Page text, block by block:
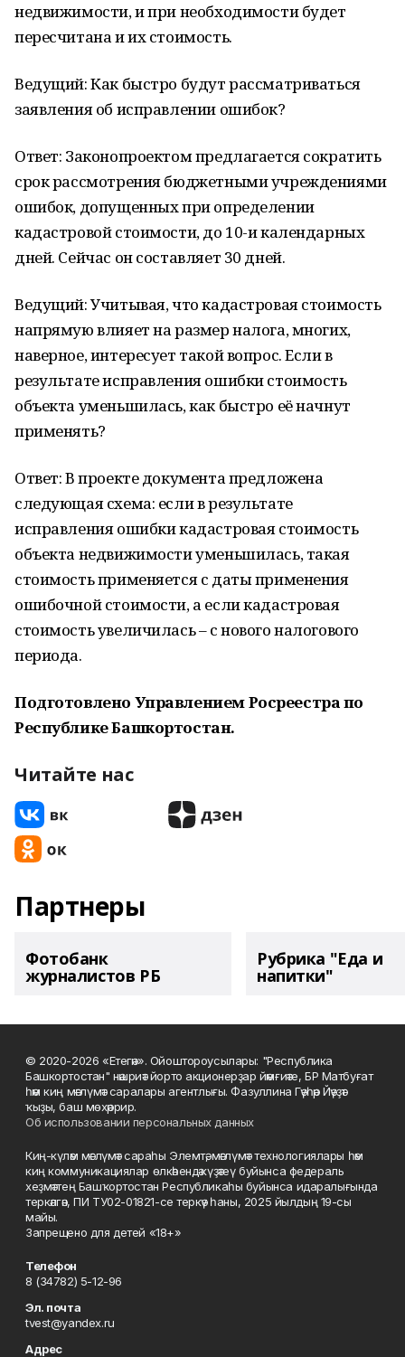
недвижимости, и при необходимости будет
пересчитана и их стоимость.
Ведущий: Как быстро будут рассматриваться
заявления об исправлении ошибок?
Ответ: Законопроектом предлагается сократить
срок рассмотрения бюджетными учреждениями
ошибок, допущенных при определении
кадастровой стоимости, до 10-и календарных
дней. Сейчас он составляет 30 дней.
Ведущий: Учитывая, что кадастровая стоимость
напрямую влияет на размер налога, многих,
наверное, интересует такой вопрос. Если в
результате исправления ошибки стоимость
объекта уменьшилась, как быстро её начнут
применять?
Ответ: В проекте документа предложена
следующая схема: если в результате
исправления ошибки кадастровая стоимость
объекта недвижимости уменьшилась, такая
стоимость применяется с даты применения
ошибочной стоимости, а если кадастровая
стоимость увеличилась – с нового налогового
периода.
Подготовлено Управлением Росреестра по
Республике Башкортостан.
Читайте нас
Партнеры
Фотобанк
журналистов РБ
Рубрика "Еда и
напитки"
© 2020-2026 «Етегән». Ойоштороусылары: "Республика
Башкортостан" нәшриәт йорто акционерҙар йәмғиәте, БР Матбуғат
һәм киң мәғлүмәт саралары агентлығы. Фазуллина Гәүһәр Йәүҙәт
ҡыҙы, баш мөхәррир.
Об использовании персональных данных
Киң-күләм мәғлүмәт сараһы Элемтә, мәғлүмәт технологиялары һәм
киң коммуникациялар өлкәһендә күҙәтеү буйынса федераль
хеҙмәттең Башҡортостан Республикаһы буйынса идаралығында
теркәлгән, ПИ ТУ02-01821-се теркәү һаны, 2025 йылдың 19-сы
майы.
Запрещено для детей «18+»
Телефон
8 (34782) 5-12-96
Эл. почта
tvest@yandex.ru
Адрес